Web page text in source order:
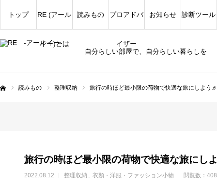
自分らしい部屋で、自分らしい暮らしを
トップ RE (アール
イー)とは
読みもの プロアドバ
イザー
お知らせ 診断ツール
読みもの 整理収納 旅行の時ほど最小限の荷物で快適な旅にしよう♬
旅行の時ほど最小限の荷物で快適な旅にし
2022.08.12 整理収納 衣類・洋服・ファッション小物 閲覧数：408